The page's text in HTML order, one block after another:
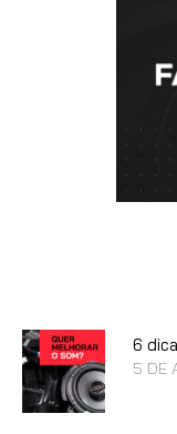
6
5 DE